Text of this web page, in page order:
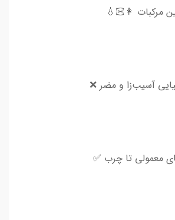
مرکبات 👩🏻💧
آسیب‌‌زا و مضر ❌
معمولی تا چرب ✅